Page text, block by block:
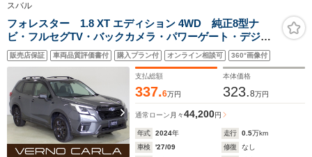
スバル
フォレスター 1.8 XT エディション 4WD 純正8型ナ
ビ・フルセグTV・バックカメラ・パワーゲート・デジタ
ルインナーミラー・BSM・シートヒーター・アダプティ
ブクルーズコントロール・衝突軽減ブレーキ・レーンキ
ープアシスト・障害物センサー・純正18AW
販売店保証 車両品質評価書付 購入プラン付 オンライン相談可 360°画像付
支払総額
337.6万円
本体価格
323.8万円
通常ローン 月々44,200円
年式 2024年 走行 0.5万km
車検
'27/09 修復
なし